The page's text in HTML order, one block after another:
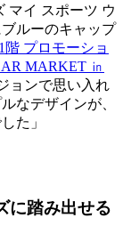
マイ スポーツ ウ
ルーのキャップ
階 プロモーショ
MARKET ㏌
ョンで思い入れ
なデザインが、
た」
に踏み出せる